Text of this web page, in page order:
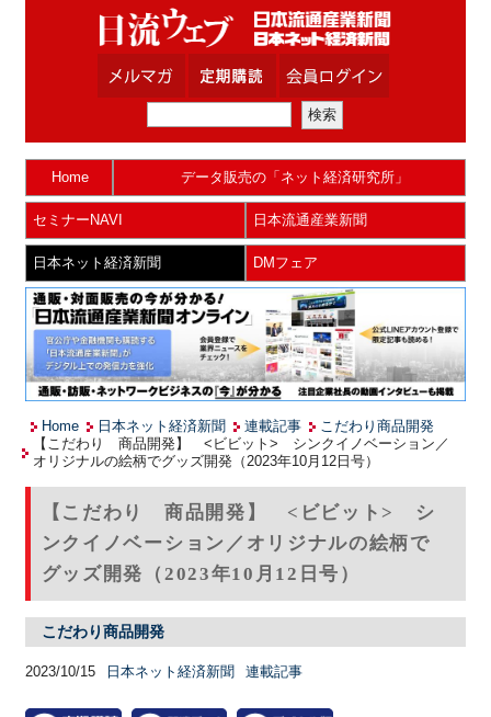
Home データ販売の「ネット経済研究所」
セミナーNAVI 日本流通産業新聞
日本ネット経済新聞 DMフェア
Home 日本ネット経済新聞 連載記事
こだわり商品開発
【こだわり 商品開発】 <ビビット> シンクイノベーション／
オリジナルの絵柄でグッズ開発（2023年10月12日号）
【こだわり 商品開発】 <ビビット> シ
ンクイノベーション／オリジナルの絵柄で
グッズ開発（2023年10月12日号）
こだわり商品開発
2023/10/15 日本ネット経済新聞 連載記事